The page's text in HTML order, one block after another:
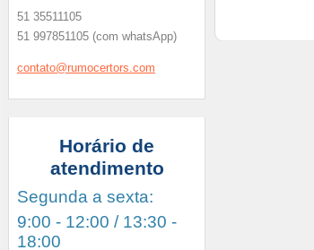
51 35511105
51 997851105 (com whatsApp)
contato@rumocertors.com
Horário de
atendimento
Segunda a sexta:
9:00 - 12:00 / 13:30 -
18:00